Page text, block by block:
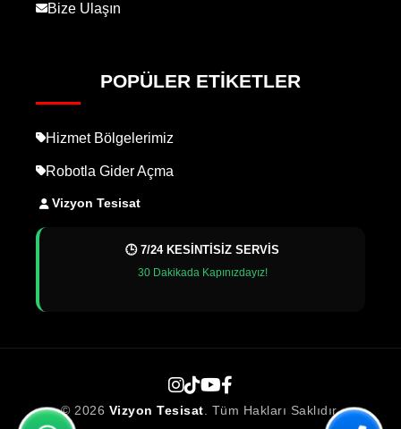
Bize Ulaşın
POPÜLER ETIKETLER
Hizmet Bölgelerimiz
Robotla Gider Açma
Vizyon Tesisat
🕒 7/24 KESİNTİSİZ SERVİS
30 Dakikada Kapınızdayız!
© 2026 Vizyon Tesisat. Tüm Hakları Saklıdır.